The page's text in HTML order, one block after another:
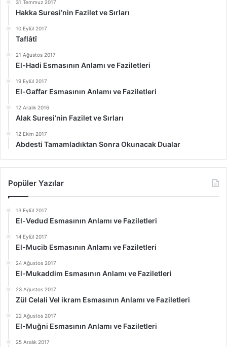
31 Temmuz 2017
Hakka Suresi’nin Fazilet ve Sırları
10 Eylül 2017
Taflâtî
21 Ağustos 2017
El-Hadi Esmasının Anlamı ve Faziletleri
19 Eylül 2017
El-Gaffar Esmasının Anlamı ve Faziletleri
12 Aralık 2016
Alak Suresi’nin Fazilet ve Sırları
12 Ekim 2017
Abdesti Tamamladıktan Sonra Okunacak Dualar
Popüler Yazılar
13 Eylül 2017
El-Vedud Esmasının Anlamı ve Faziletleri
14 Eylül 2017
El-Mucib Esmasının Anlamı ve Faziletleri
24 Ağustos 2017
El-Mukaddim Esmasının Anlamı ve Faziletleri
23 Ağustos 2017
Zül Celali Vel ikram Esmasının Anlamı ve Faziletleri
22 Ağustos 2017
El-Muğni Esmasının Anlamı ve Faziletleri
25 Aralık 2017